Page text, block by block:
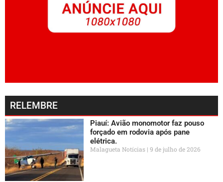
RELEMBRE
Piauí: Avião monomotor faz pouso
forçado em rodovia após pane
elétrica.
Malagueta Notícias 9 de julho de 2026